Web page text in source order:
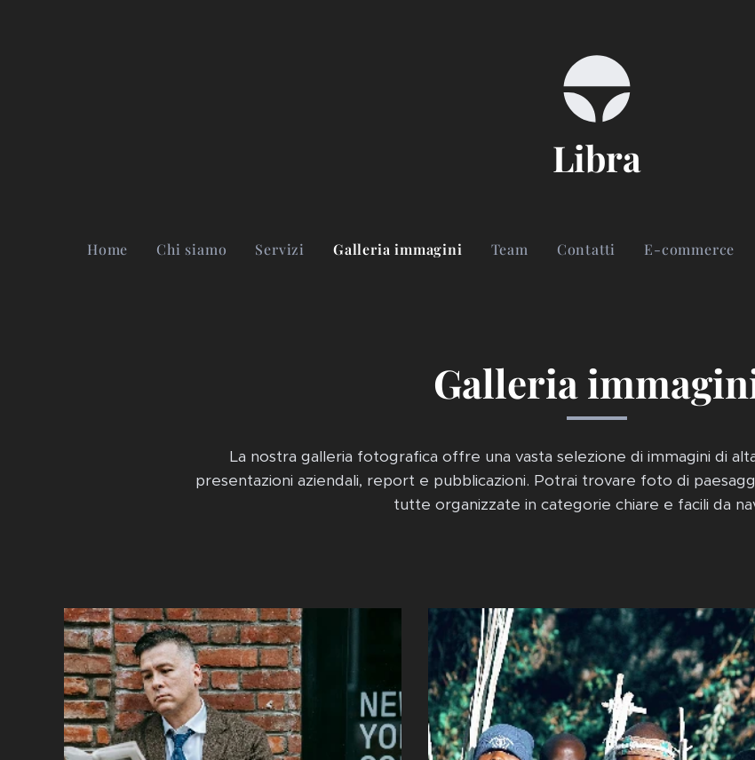
Libra
Home Chi siamo Servizi Galleria immagini Team Contatti E-commerce
Galleria
La nostra galleria fotografica offre una vasta selezione di immagini di
presentazioni aziendali, report e pubblicazioni. Potrai trovare foto di
tutte organizzate in categorie chiare e facili da